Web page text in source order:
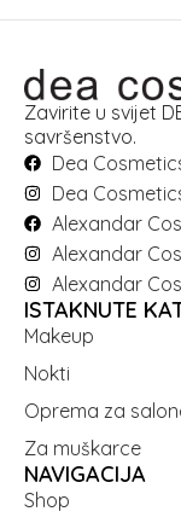
Zavirite u svijet
savršenstvo.
Dea
Dea
Alexandar
Alexandar
Alexandar
ISTAKNUTE
Makeup
Nokti
Oprema za
Za muškarce
NAVIGACIJA
Shop